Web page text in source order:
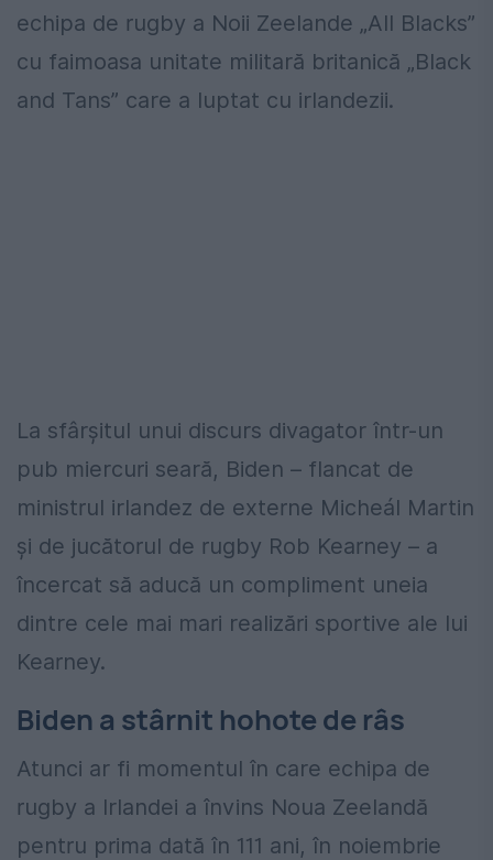
echipa de rugby a Noii Zeelande „All Blacks”
cu faimoasa unitate militară britanică „Black
and Tans” care a luptat cu irlandezii.
La sfârșitul unui discurs divagator într-un
pub miercuri seară, Biden – flancat de
ministrul irlandez de externe Micheál Martin
și de jucătorul de rugby Rob Kearney – a
încercat să aducă un compliment uneia
dintre cele mai mari realizări sportive ale lui
Kearney.
Biden a stârnit hohote de râs
Atunci ar fi momentul în care echipa de
rugby a Irlandei a învins Noua Zeelandă
pentru prima dată în 111 ani, în noiembrie